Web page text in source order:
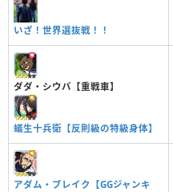
國神錬介【全身全霊の一閃】
ダダ・シウバ【重戦車】
時光青志【X 背肩奪取】
ダダ・シウバ【重戦車】
いざ！世界選抜戦！！
ダダ・シウバ【重戦車】
蟻生十兵衛【反則級の特級身体】
アダム・ブレイク【GGジャンキ